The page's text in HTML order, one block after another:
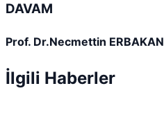
DAVAM
Prof. Dr.Necmettin ERBAKAN
İlgili Haberler